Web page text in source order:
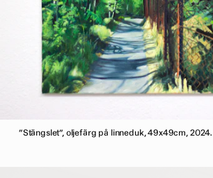
”Stängslet”, oljefärg på linneduk, 49x49cm, 2024.